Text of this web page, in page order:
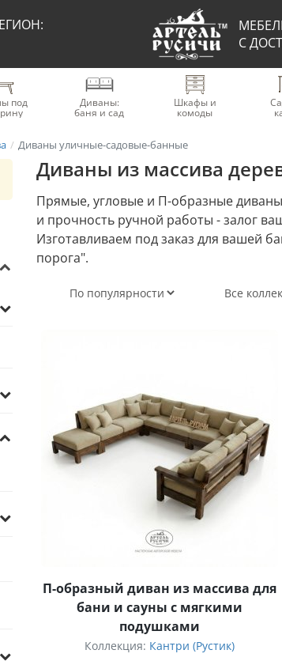
С
под Диваны:
баня и сад
Шкафы и
комоды
Диваны уличные-садовые-банные
Диваны из массива
Прямые, угловые и П-образные
и прочность ручной работы - залог
Изготавливаем под заказ для вашей
порога".
П-образный диван из массива для
бани и сауны с мягкими
подушками
Коллекция: Кантри (Рустик)